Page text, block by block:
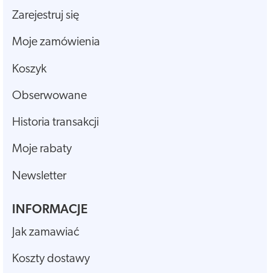
Zarejestruj się
Moje zamówienia
Koszyk
Obserwowane
Historia transakcji
Moje rabaty
Newsletter
INFORMACJE
Jak zamawiać
Koszty dostawy